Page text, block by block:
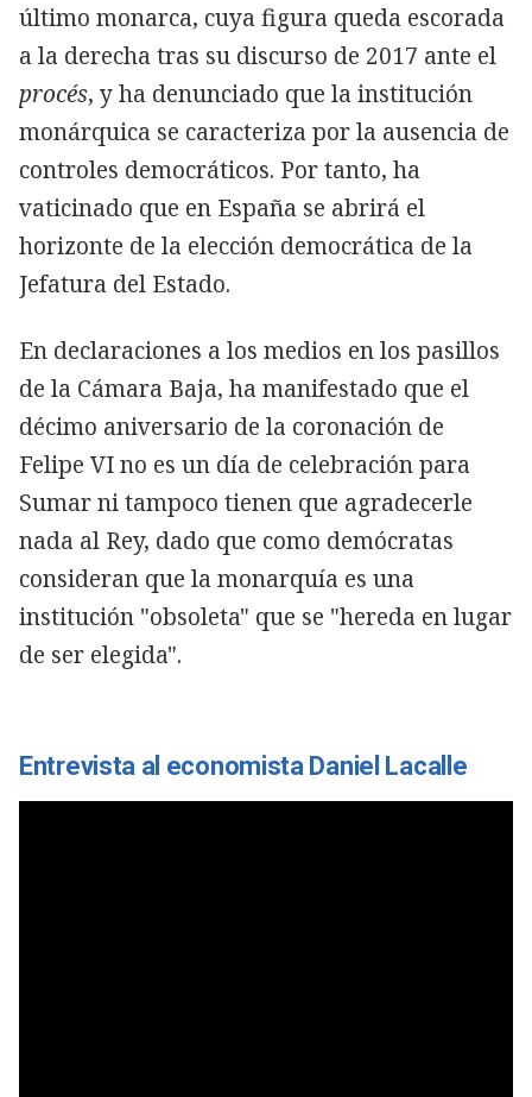
último monarca, cuya figura queda escorada
a la derecha tras su discurso de 2017 ante el
procés, y ha denunciado que la institución
monárquica se caracteriza por la ausencia de
controles democráticos. Por tanto, ha
vaticinado que en España se abrirá el
horizonte de la elección democrática de la
Jefatura del Estado.
En declaraciones a los medios en los pasillos
de la Cámara Baja, ha manifestado que el
décimo aniversario de la coronación de
Felipe VI no es un día de celebración para
Sumar ni tampoco tienen que agradecerle
nada al Rey, dado que como demócratas
consideran que la monarquía es una
institución "obsoleta" que se "hereda en lugar
de ser elegida".
Entrevista al economista Daniel Lacalle